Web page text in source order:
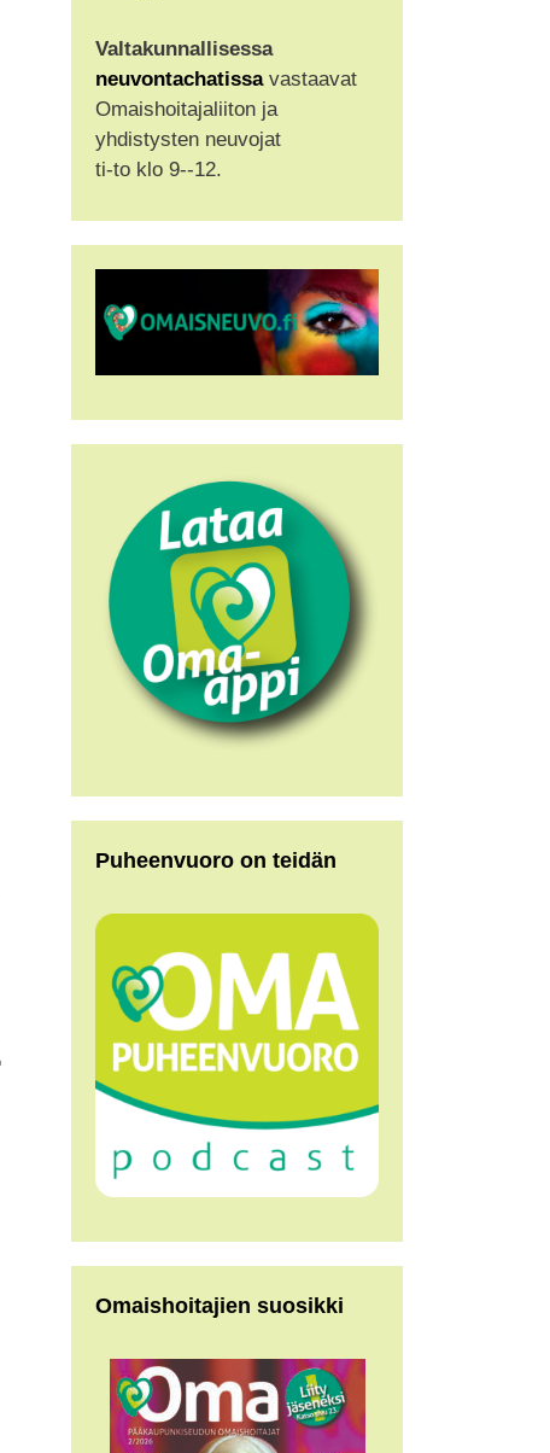
Valtakunnallisessa
neuvontachatissavastaavat
Omaishoitajaliiton ja
yhdistysten neuvojat
ti-to klo 9--12.
Puheenvuoro on teidän
Omaishoitajien suosikki